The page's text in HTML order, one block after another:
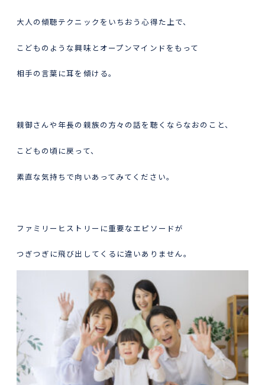
大人の傾聴テクニックをいちおう心得た上で、
こどものような興味とオープンマインドをもって
相手の言葉に耳を傾ける。
親御さんや年長の親族の方々の話を聴くならなおのこと、
こどもの頃に戻って、
素直な気持ちで向いあってみてください。
ファミリーヒストリーに重要なエピソードが
つぎつぎに飛び出してくるに違いありません。